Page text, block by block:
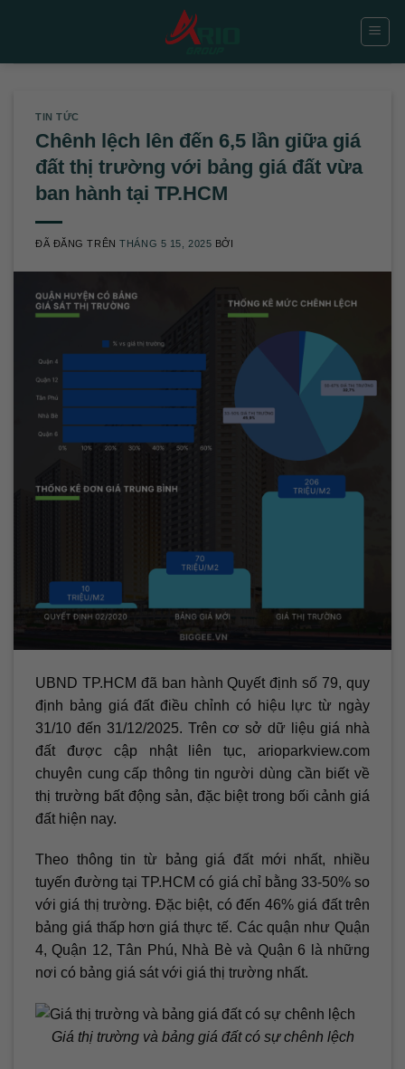
TIN TỨC
Chênh lệch lên đến 6,5 lần giữa giá
đất thị trường với bảng giá đất vừa
ban hành tại TP.HCM
ĐÃ ĐĂNG TRÊNTHÁNG 5 15, 2025 BỞI
UBND TP.HCM đã ban hành Quyết định số 79, quy
định bảng giá đất điều chỉnh có hiệu lực từ ngày
31/10 đến 31/12/2025. Trên cơ sở dữ liệu giá nhà
đất được cập nhật liên tục, arioparkview.com
chuyên cung cấp thông tin người dùng cần biết về
thị trường bất động sản, đặc biệt trong bối cảnh giá
đất hiện nay.
Theo thông tin từ bảng giá đất mới nhất, nhiều
tuyến đường tại TP.HCM có giá chỉ bằng 33-50% so
với giá thị trường. Đặc biệt, có đến 46% giá đất trên
bảng giá thấp hơn giá thực tế. Các quận như Quận
4, Quận 12, Tân Phú, Nhà Bè và Quận 6 là những
nơi có bảng giá sát với giá thị trường nhất.
Giá thị trường và bảng giá đất có sự chênh lệch